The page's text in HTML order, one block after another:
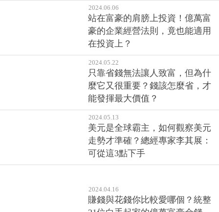
的競爭對手找答案
2024.06.06
站在富豪的肩膀上投資！億萬富
豪的企業經營法則，竟也能適用
在投資上？
2024.05.22
只靠省錢無法讓人致富，但為什
麼它又很重要？錢該怎麼省，才
能發揮最大價值？
2024.05.13
美元是全球霸主，如何觀察美元
走勢才準確？總經專家李其展：
2024.04.16